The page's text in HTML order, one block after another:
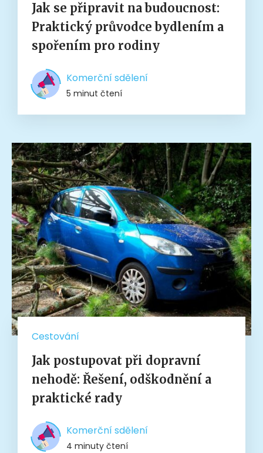
Jak se připravit na budoucnost:
Praktický průvodce bydlením a
spořením pro rodiny
Komerční sdělení
5 minut čtení
Cestování
Jak postupovat při dopravní
nehodě: Řešení, odškodnění a
praktické rady
Komerční sdělení
4 minuty čtení